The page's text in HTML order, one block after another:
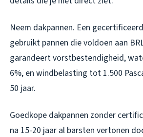
Neem dakpannen. Een
gebruikt pannen die voldoen aan
garandeert vorstbestendigheid,
6%, en windbelasting tot 1.500
50 jaar.
Goedkope dakpannen zonder
na 15-20 jaar al barsten vertonen